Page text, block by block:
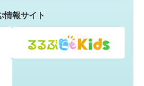
情報サイト